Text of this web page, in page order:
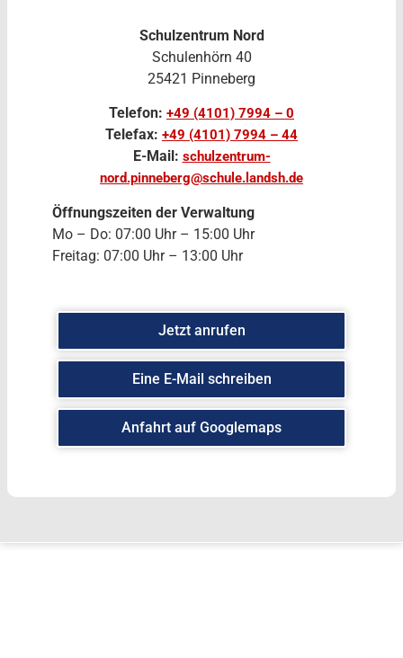
Schulzentrum Nord
Schulenhörn 40
25421 Pinneberg
Telefon: +49 (4101) 7994 – 0
Telefax: +49 (4101) 7994 – 44
E-Mail: schulzentrum-
nord.pinneberg@schule.landsh.de
Öffnungszeiten der Verwaltung
Mo – Do: 07:00 Uhr – 15:00 Uhr
Freitag: 07:00 Uhr – 13:00 Uhr
Jetzt anrufen
Eine E-Mail schreiben
Anfahrt auf Googlemaps